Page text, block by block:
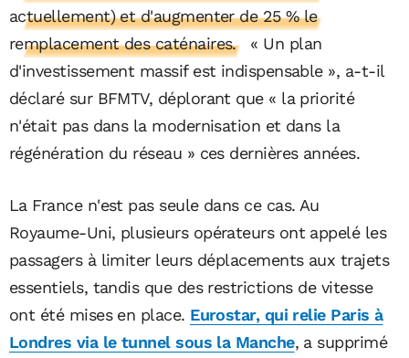
actuellement) et d'augmenter de 25 % le
remplacement des caténaires.
« Un plan
d'investissement massif est indispensable », a-t-il
déclaré sur BFMTV, déplorant que « la priorité
n'était pas dans la modernisation et dans la
régénération du réseau » ces dernières années.
La France n'est pas seule dans ce cas. Au
Royaume-Uni, plusieurs opérateurs ont appelé les
passagers à limiter leurs déplacements aux trajets
essentiels, tandis que des restrictions de vitesse
ont été mises en place. Eurostar, qui relie Paris à
Londres via le tunnel sous la Manche, a supprimé